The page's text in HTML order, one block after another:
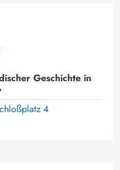
Geschichte in
4